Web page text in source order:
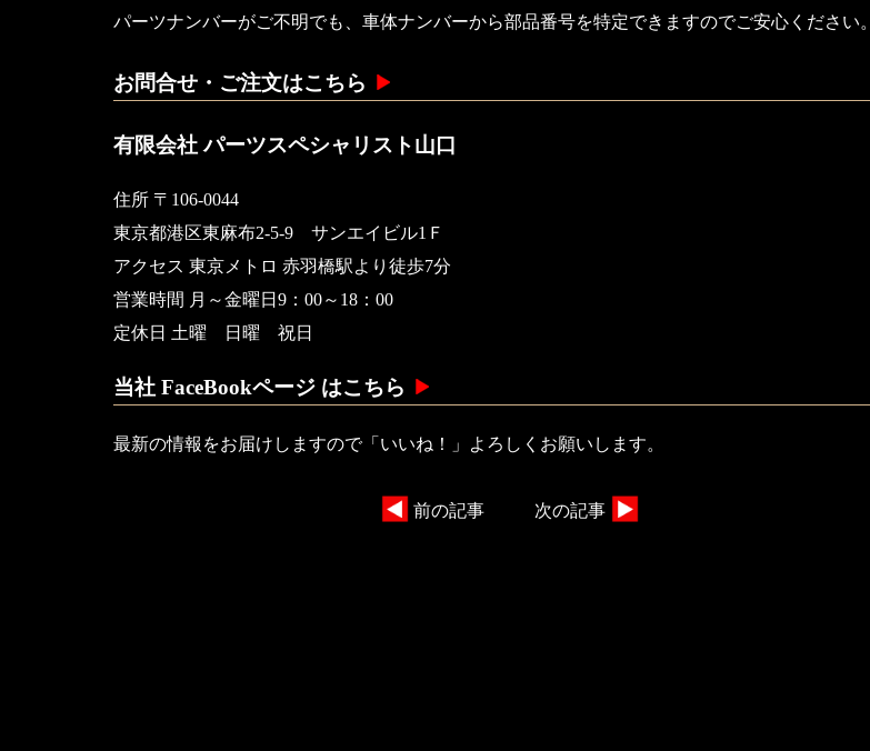
パーツナンバーがご不明でも、車体ナンバーから部品番号を特定できますのでご安心ください。
お問合せ・ご注文はこちら
有限会社 パーツスペシャリスト山口
住所 〒106-0044
東京都港区東麻布2-5-9 サンエイビル1Ｆ
アクセス 東京メトロ 赤羽橋駅より徒歩7分
営業時間 月～金曜日9：00～18：00
定休日 土曜 日曜 祝日
当社 FaceBookページ はこちら
最新の情報をお届けしますので「いいね！」よろしくお願いします。
前の記事 次の記事